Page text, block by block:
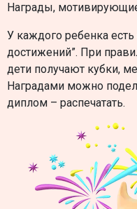
Награды,
У каждого ребенка есть
достижений”. При
дети получают кубки,
Наградами можно
диплом – распечатать.